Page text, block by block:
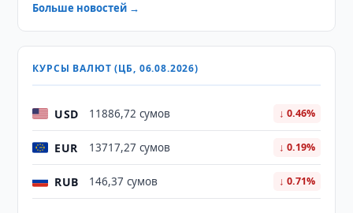
Больше новостей →
КУРСЫ ВАЛЮТ (ЦБ, 06.08.2026)
USD 11886,72 сумов ↓ 0.46%
EUR 13717,27 сумов ↓ 0.19%
RUB 146,37 сумов ↓ 0.71%